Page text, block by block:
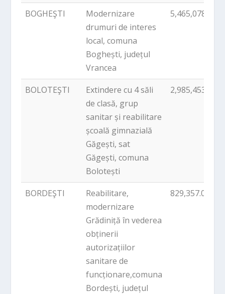
BOGHEŞTI
Modernizare
drumuri de interes
local, comuna
Boghești, județul
Vrancea
5,465,078.00
BOLOTEŞTI
Extindere cu 4 săli
de clasă, grup
sanitar și reabilitare
școală gimnazială
Găgești, sat
Găgești, comuna
Bolotești
2,985,453.00
BORDEŞTI
Reabilitare,
modernizare
Grădiniță în vederea
obținerii
autorizațiilor
sanitare de
funcționare,comuna
Bordești, județul
829,357.00